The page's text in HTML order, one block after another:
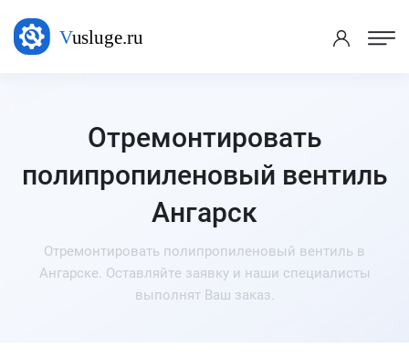
Отремонтировать
полипропиленовый вентиль
Ангарск
Отремонтировать полипропиленовый вентиль в
Ангарске. Оставляйте заявку и наши специалисты
выполнят Ваш заказ.